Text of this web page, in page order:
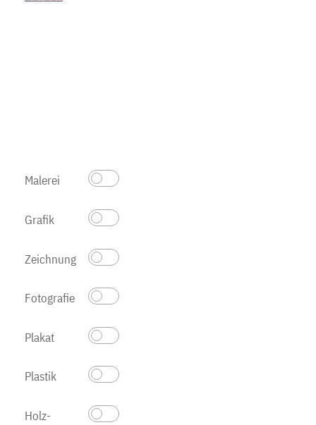
Malerei
Grafik
Zeichnung
Fotografie
Plakat
Plastik
Holz­